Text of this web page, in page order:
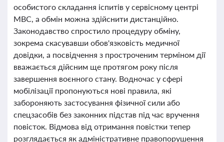
особистого складання іспитів у сервісному центрі
МВС, а обмін можна здійснити дистанційно.
Законодавство спростило процедуру обміну,
зокрема скасувавши обов'язковість медичної
довідки, а посвідчення з простроченим терміном дії
вважається дійсним ще протягом року після
завершення воєнного стану. Водночас у сфері
мобілізації пропонуються нові правила, які
забороняють застосування фізичної сили або
спецзасобів без законних підстав під час вручення
повісток. Відмова від отримання повістки тепер
розглядається як адміністративне правопорушення